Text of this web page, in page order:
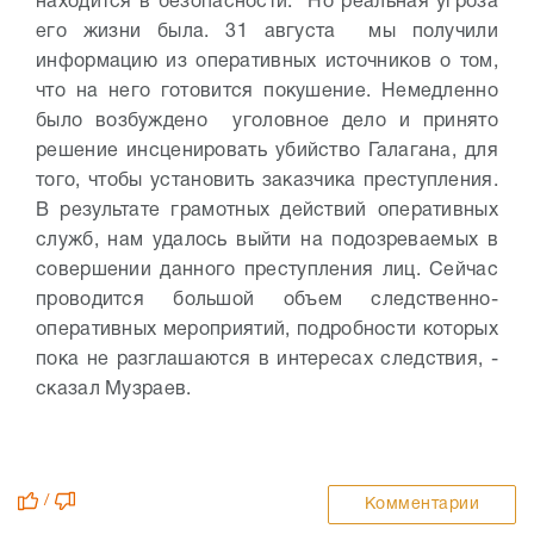
его жизни была. 31 августа мы получили
информацию из оперативных источников о том,
что на него готовится покушение. Немедленно
было возбуждено уголовное дело и принято
решение инсценировать убийство Галагана, для
того, чтобы установить заказчика преступления.
В результате грамотных действий оперативных
служб, нам удалось выйти на подозреваемых в
совершении данного преступления лиц. Сейчас
проводится большой объем следственно-
оперативных мероприятий, подробности которых
пока не разглашаются в интересах следствия, -
сказал Музраев.
/ Комментарии